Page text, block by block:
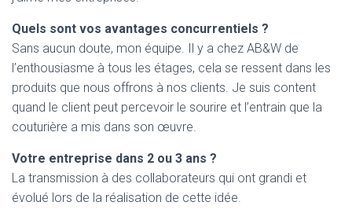
Quels sont vos avantages concurrentiels ?
Sans aucun doute, mon équipe. Il y a chez AB&W de
l’enthousiasme à tous les étages, cela se ressent dans les
produits que nous offrons à nos clients. Je suis content
quand le client peut percevoir le sourire et l’entrain que la
couturière a mis dans son œuvre.
Votre entreprise dans 2 ou 3 ans ?
La transmission à des collaborateurs qui ont grandi et
évolué lors de la réalisation de cette idée.